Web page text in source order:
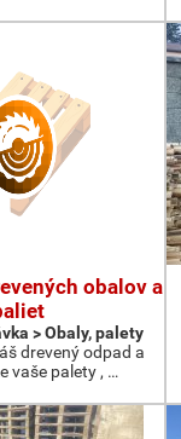
obalov a
> Obaly, palety
drevený odpad a
vaše palety , …